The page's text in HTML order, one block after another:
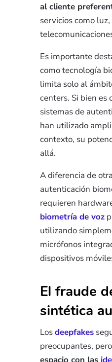
al cliente
servicios como luz,
Es importante
como tecnología
limita solo al
centers. Si bien es
sistemas de
han utilizado
contexto, su
allá.
A diferencia de
autenticación
requieren
biometría de voz
utilizando
micrófonos
dispositivos
El fraude
sintética
Losdeepfakes
preocupantes, pero
espacio con las